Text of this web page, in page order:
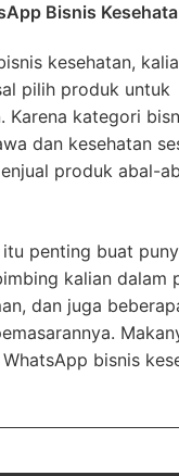
Bisnis
kesehatan,
pilih produk untuk
Karena kategori
dan kesehatan
produk abal-
penting buat
kalian dalam
dan juga
bisnis